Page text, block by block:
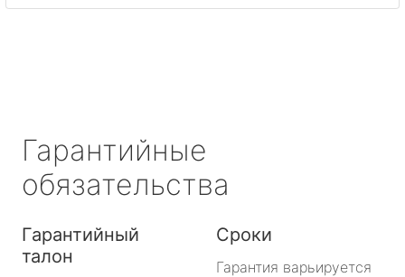
Гарантийные
обязательства
Гарантийный
талон
Сроки
Гарантия варьируется